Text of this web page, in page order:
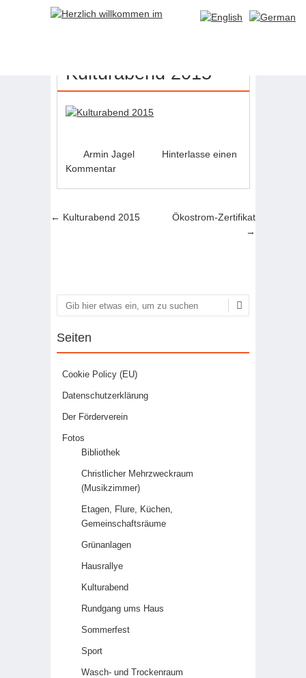
Kulturabend 2015
Armin Jagel
Hinterlasse einen
Kommentar
Artikel-Navigation
← Kulturabend 2015
Ökostrom-Zertifikat
→
Suchen
Seiten
Cookie Policy (EU)
Datenschutzerklärung
Der Förderverein
Fotos
Bibliothek
Christlicher Mehrzweckraum
(Musikzimmer)
Etagen, Flure, Küchen,
Gemeinschaftsräume
Grünanlagen
Hausrallye
Kulturabend
Rundgang ums Haus
Sommerfest
Sport
Wasch- und Trockenraum